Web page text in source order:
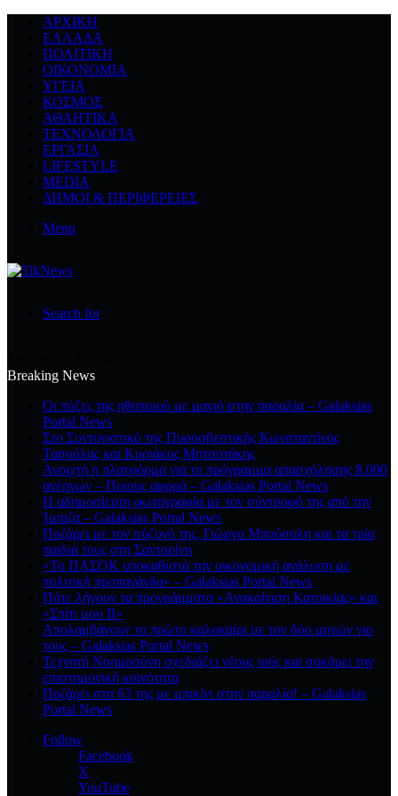
ΑΡΧΙΚΉ
ΕΛΛΆΔΑ
ΠΟΛΙΤΙΚΉ
ΟΙΚΟΝΟΜΊΑ
ΥΓΕΊΑ
ΚΌΣΜΟΣ
ΑΘΛΗΤΙΚΆ
ΤΕΧΝΟΛΟΓΙΆ
ΕΡΓΑΣΊΑ
LIFESTYLE
MEDIA
ΔΉΜΟΙ & ΠΕΡΙΦΈΡΕΙΕΣ
Menu
Search for
Breaking News
Οι πόζες της ηθοποιού με μαγιό στην παραλία – Galaksias
Portal News
Στο Συντονιστικό της Πυροσβεστικής Κωνσταντίνος
Τασούλας και Κυριάκος Μητσοτάκης
Ανοιχτή η πλατφόρμα για το πρόγραμμα απασχόλησης 8.000
ανέργων – Ποιους αφορά – Galaksias Portal News
Η αδημοσίευτη φωτογραφία με τον σύντροφό της από την
Ίμπιζα – Galaksias Portal News
Ποζάρει με τον σύζυγό της, Γιώργο Μπούσαλη και τα τρία
παιδιά τους στη Σαντορίνη
«Το ΠΑΣΟΚ υποκαθιστά την οικονομική ανάλυση με
πολιτική προπαγάνδα» – Galaksias Portal News
Πότε λήγουν τα προγράμματα «Ανακαίνιση Κατοικίας» και
«Σπίτι μου ΙΙ»
Απολαμβάνουν το πρώτο καλοκαίρι με τον δύο μηνών γιο
τους – Galaksias Portal News
Τεχνητή Νοημοσύνη σχεδιάζει νέους ιούς και σοκάρει την
επιστημονική κοινότητα
Ποζάρει στα 63 της με μπικίνι στην παραλία! – Galaksias
Portal News
Follow
Facebook
X
YouTube